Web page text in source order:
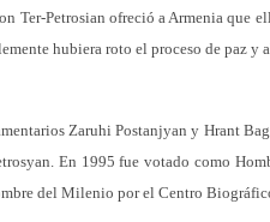
Ter-Petrosian ofreció a Armenia que
hubiera roto el proceso de paz y
Zaruhi Postanjyan y Hrant
En 1995 fue votado como
del Milenio por el Centro